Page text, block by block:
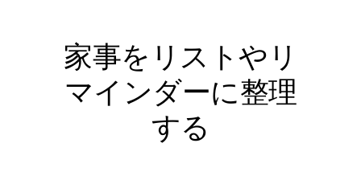
家事をリストやリ
マインダーに整理
する